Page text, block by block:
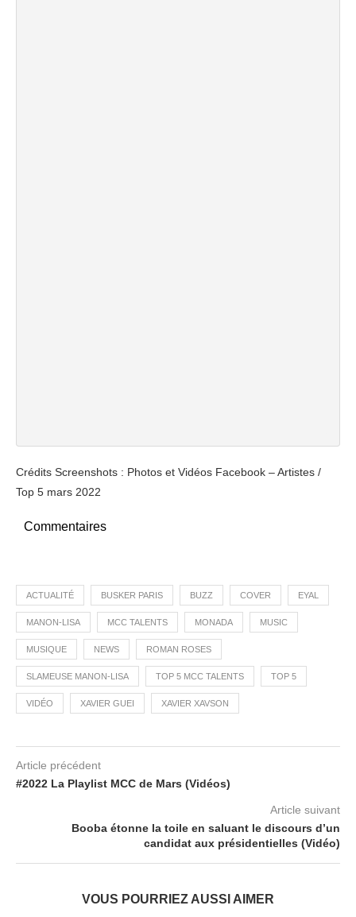
Crédits Screenshots : Photos et Vidéos Facebook – Artistes /
Top 5 mars 2022
Commentaires
ACTUALITÉ BUSKER PARIS BUZZ COVER EYAL
MANON-LISA MCC TALENTS MONADA MUSIC
MUSIQUE NEWS ROMAN ROSES
SLAMEUSE MANON-LISA TOP 5 MCC TALENTS TOP 5
VIDÉO XAVIER GUEI XAVIER XAVSON
Article précédent
#2022 La Playlist MCC de Mars (Vidéos)
Article suivant
Booba étonne la toile en saluant le discours d’un
candidat aux présidentielles (Vidéo)
VOUS POURRIEZ AUSSI AIMER